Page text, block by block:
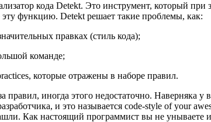
кода Detekt. Это инструмент, который
функцию. Detekt решает такие проблемы, как:
правках (стиль кода);
команде;
которые отражены в наборе правил.
правил, иногда этого недостаточно. Наверняка
и это называется code-style of your
Как настоящий программист вы не